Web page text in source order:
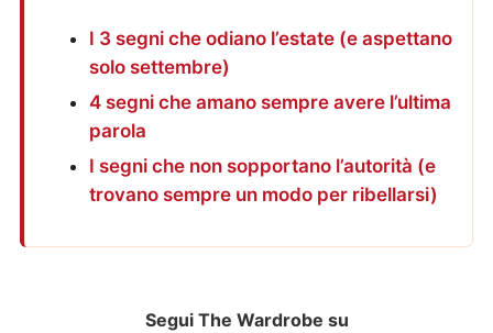
I 3 segni che odiano l’estate (e aspettano
solo settembre)
4 segni che amano sempre avere l’ultima
parola
I segni che non sopportano l’autorità (e
trovano sempre un modo per ribellarsi)
Segui The Wardrobe su